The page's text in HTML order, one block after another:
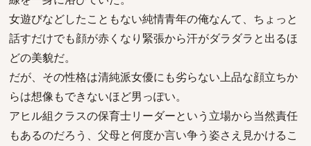
女遊びなどしたこともない純情青年の俺なんて、ちょっと
話すだけでも顔が赤くなり緊張から汗がダラダラと出るほ
どの美貌だ。
だが、その性格は清純派女優にも劣らない上品な顔立ちか
らは想像もできないほど男っぽい。
アヒル組クラスの保育士リーダーという立場から当然責任
もあるのだろう、父母と何度か言い争う姿さえ見かけるこ